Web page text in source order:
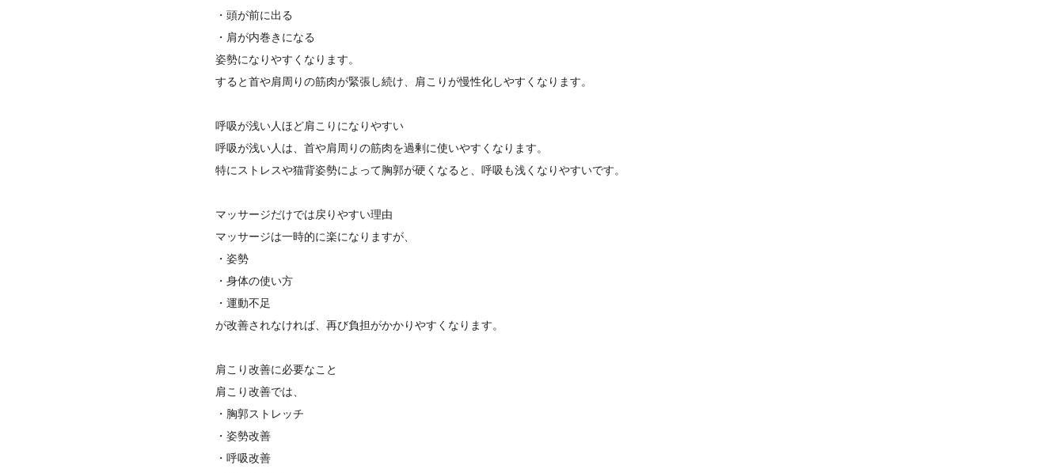
・頭が前に出る
・肩が内巻きになる
姿勢になりやすくなります。
すると首や肩周りの筋肉が緊張し続け、肩こりが慢性化しやすくなります。
呼吸が浅い人ほど肩こりになりやすい
呼吸が浅い人は、首や肩周りの筋肉を過剰に使いやすくなります。
特にストレスや猫背姿勢によって胸郭が硬くなると、呼吸も浅くなりやすいです。
マッサージだけでは戻りやすい理由
マッサージは一時的に楽になりますが、
・姿勢
・身体の使い方
・運動不足
が改善されなければ、再び負担がかかりやすくなります。
肩こり改善に必要なこと
肩こり改善では、
・胸郭ストレッチ
・姿勢改善
・呼吸改善